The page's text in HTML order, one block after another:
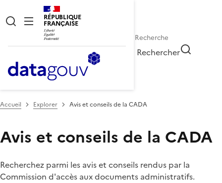
RÉPUBLIQUE
FRANÇAISE
Rechercher
Accueil Explorer Avis et conseils de la CADA
Avis et conseils de la CADA
Recherchez parmi les avis et conseils rendus par la
Commission d'accès aux documents administratifs.